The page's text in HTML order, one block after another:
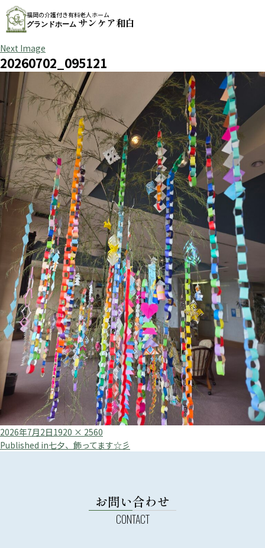
福岡の介護付き有料老人ホーム
グランドホーム サンケア和白
Next Image
20260702_095121
Posted
on
2026年7月2日Full
size
1920 × 2560
投
Published in七夕、飾ってます☆彡
お問い合わせ